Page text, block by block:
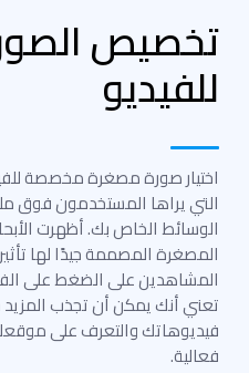
تخصيص
للفيديو
اختيار صورة مصغرة مخصصة
التي يراها المستخدمون فوق
الوسائط الخاص بك. أظهرت
المصغرة المصممة جيدًا لها
المشاهدين على الضغط على
تعني أنك يمكن أن تجذب
فيديوهاتك والتعرف على
فعالية.